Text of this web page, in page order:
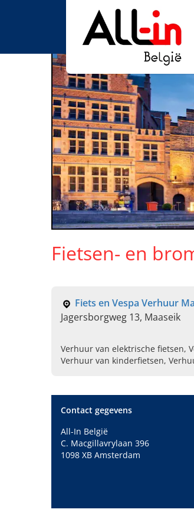
Fietsen- en
Fiets en Vespa Verhuur
Jagersborgweg 13, Maaseik
Verhuur van elektrische fietsen,
Verhuur van kinderfietsen,
Contact gegevens
All-In België
C. Macgillavrylaan 396
1098 XB Amsterdam